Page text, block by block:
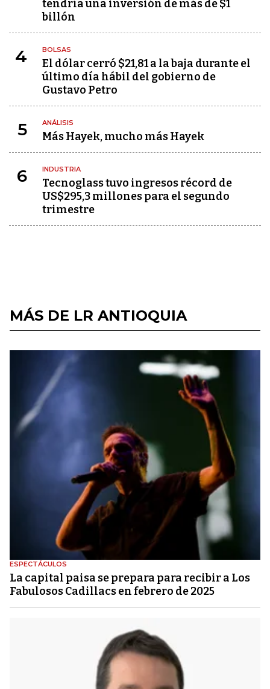
tendría una inversión de más de $1
billón
4 BOLSAS
El dólar cerró $21,81 a la baja durante el
último día hábil del gobierno de
Gustavo Petro
5 ANÁLISIS
Más Hayek, mucho más Hayek
6 INDUSTRIA
Tecnoglass tuvo ingresos récord de
US$295,3 millones para el segundo
trimestre
MÁS DE LR ANTIOQUIA
ESPECTÁCULOS
La capital paisa se prepara para recibir a Los
Fabulosos Cadillacs en febrero de 2025